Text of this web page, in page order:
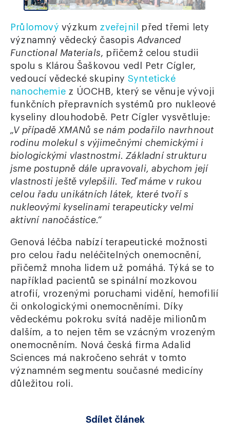
Průlomový výzkum zveřejnil
před třemi lety
významný vědecký časopis Advanced
Functional Materials, přičemž celou studii
spolu s Klárou Šaškovou vedl Petr Cígler,
vedoucí vědecké skupiny Syntetické
nanochemie z ÚOCHB, který se věnuje vývoji
funkčních přepravních systémů pro nukleové
kyseliny dlouhodobě. Petr Cígler vysvětluje:
„V případě XMANů se nám podařilo navrhnout
rodinu molekul s výjimečnými chemickými i
biologickými vlastnostmi. Základní strukturu
jsme postupně dále upravovali, abychom její
vlastnosti ještě vylepšili. Teď máme v rukou
celou řadu unikátních látek, které tvoří s
nukleovými kyselinami terapeuticky velmi
aktivní nanočástice.“
Genová léčba nabízí terapeutické možnosti
pro celou řadu neléčitelných onemocnění,
přičemž mnoha lidem už pomáhá. Týká se to
například pacientů se spinální mozkovou
atrofií, vrozenými poruchami vidění, hemofilií
či onkologickými onemocněními. Díky
vědeckému pokroku svítá naděje milionům
dalším, a to nejen těm se vzácným vrozeným
onemocněním. Nová česká firma Adalid
Sciences má nakročeno sehrát v tomto
významném segmentu současné medicíny
důležitou roli.
Sdílet článek